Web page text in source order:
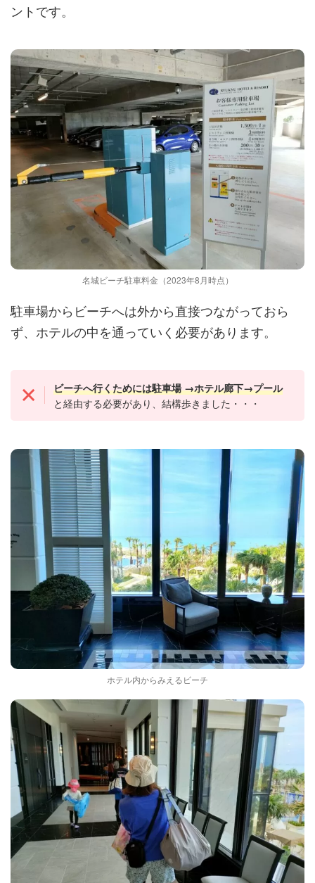
ントです。
名城ビーチ駐車料金（2023年8月時点）
駐車場からビーチへは外から直接つながっておら
ず、ホテルの中を通っていく必要があります。
ビーチへ行くためには駐車場 →ホテル廊下→プール
と経由する必要があり、結構歩きました・・・
ホテル内からみえるビーチ